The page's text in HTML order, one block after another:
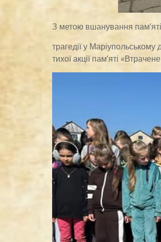
З метою вшанування
трагедії у Маріупольському
тихої акції памʼяті